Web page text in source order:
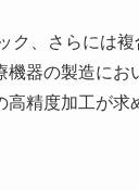
、さらには
器の製造に
精度加工が求